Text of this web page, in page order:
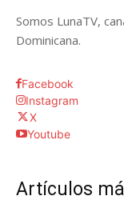
Somos LunaTV,
Dominicana.
Facebook
Instagram
X
Youtube
Artículos